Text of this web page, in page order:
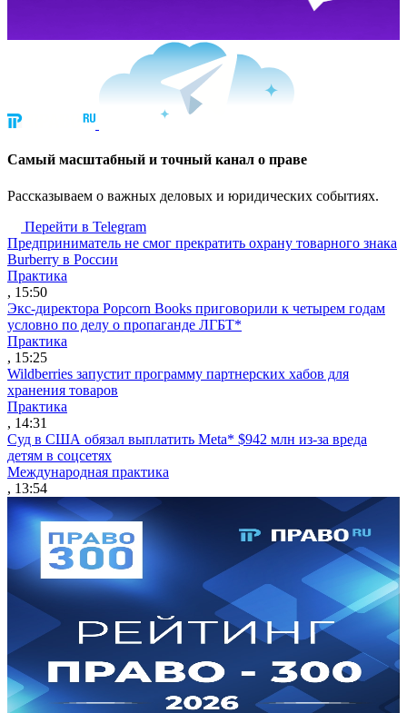
Cамый масштабный и точный канал о праве
Рассказываем о важных деловых и юридических событиях.
Перейти в Telegram
Предприниматель не смог прекратить охрану товарного знака
Burberry в России
Практика
, 15:50
Экс-директора Popcorn Books приговорили к четырем годам
условно по делу о пропаганде ЛГБТ*
Практика
, 15:25
Wildberries запустит программу партнерских хабов для
хранения товаров
Практика
, 14:31
Суд в США обязал выплатить Meta* $942 млн из-за вреда
детям в соцсетях
Международная практика
, 13:54